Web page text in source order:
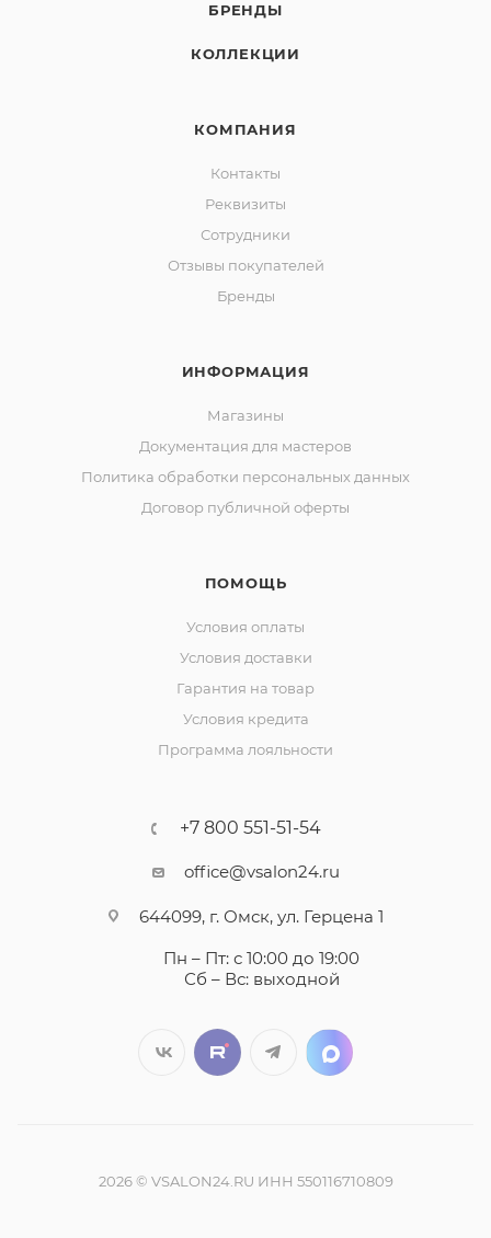
БРЕНДЫ
КОЛЛЕКЦИИ
КОМПАНИЯ
Контакты
Реквизиты
Сотрудники
Отзывы покупателей
Бренды
ИНФОРМАЦИЯ
Магазины
Документация для мастеров
Политика обработки персональных данных
Договор публичной оферты
ПОМОЩЬ
Условия оплаты
Условия доставки
Гарантия на товар
Условия кредита
Программа лояльности
+7 800 551-51-54
office@vsalon24.ru
644099, г. Омск, ул. Герцена 1
Пн – Пт: с 10:00 до 19:00
Сб – Вс: выходной
2026 © VSALON24.RU ИНН 550116710809